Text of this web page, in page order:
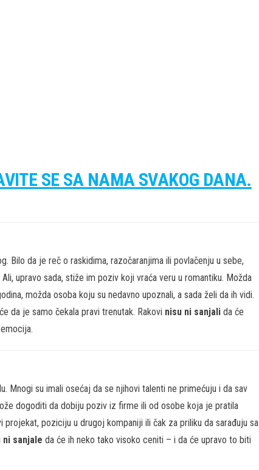
SE SA NAMA SVAKOG DANA.
Bilo da je reč o raskidima, razočaranjima ili povlačenju u sebe,
upravo sada, stiže im poziv koji vraća veru u romantiku. Možda
možda osoba koju su nedavno upoznali, a sada želi da ih vidi.
da je samo čekala pravi trenutak. Rakovi nisu ni sanjali da će
Mnogi su imali osećaj da se njihovi talenti ne primećuju i da sav
dogoditi da dobiju poziv iz firme ili od osobe koja je pratila
poziciju u drugoj kompaniji ili čak za priliku da sarađuju sa
ni sanjale da će ih neko tako visoko ceniti – i da će upravo to biti